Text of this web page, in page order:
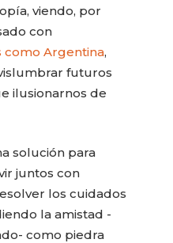
viendo, por
con
como Argentina,
futuros
ilusionarnos de
solución para
juntos con
los cuidados
la amistad -
como piedra